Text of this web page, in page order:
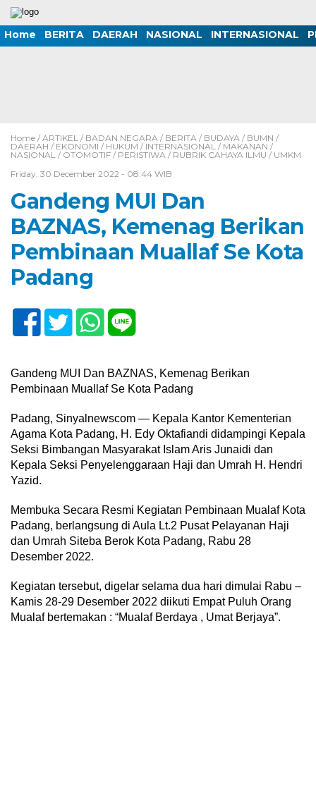
Home BERITA DAERAH NASIONAL INTERNASIONAL
Home / ARTIKEL / BADAN NEGARA / BERITA / BUDAYA / BUMN /
DAERAH / EKONOMI / HUKUM / INTERNASIONAL / MAKANAN /
NASIONAL / OTOMOTIF / PERISTIWA / RUBRIK CAHAYA ILMU / UMKM
Friday, 30 December 2022 - 08:44 WIB
Gandeng MUI Dan
BAZNAS, Kemenag Berikan
Pembinaan Muallaf Se Kota
Padang
Gandeng MUI Dan BAZNAS, Kemenag Berikan
Pembinaan Muallaf Se Kota Padang
Padang, Sinyalnewscom — Kepala Kantor Kementerian
Agama Kota Padang, H. Edy Oktafiandi didampingi Kepala
Seksi Bimbangan Masyarakat Islam Aris Junaidi dan
Kepala Seksi Penyelenggaraan Haji dan Umrah H. Hendri
Yazid.
Membuka Secara Resmi Kegiatan Pembinaan Mualaf Kota
Padang, berlangsung di Aula Lt.2 Pusat Pelayanan Haji
dan Umrah Siteba Berok Kota Padang, Rabu 28
Desember 2022.
Kegiatan tersebut, digelar selama dua hari dimulai Rabu –
Kamis 28-29 Desember 2022 diikuti Empat Puluh Orang
Mualaf bertemakan : “Mualaf Berdaya , Umat Berjaya”.